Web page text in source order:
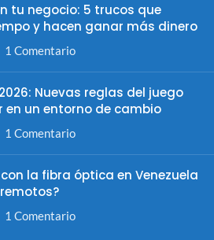
tu negocio: 5 trucos que
y hacen ganar más dinero
1 Comentario
Nuevas reglas del juego
en un entorno de cambio
1 Comentario
la fibra óptica en Venezuela
1 Comentario